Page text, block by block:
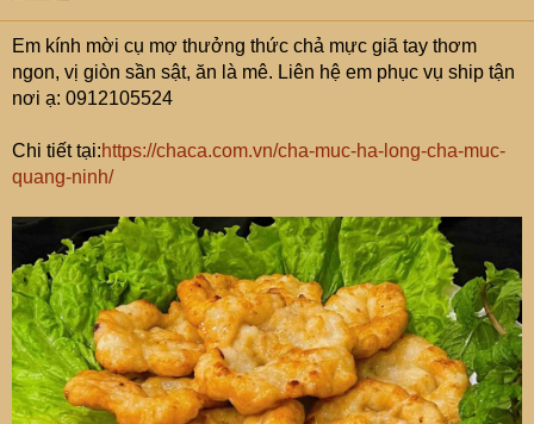
Em kính mời cụ mợ thưởng thức chả mực giã tay thơm
ngon, vị giòn sần sật, ăn là mê. Liên hệ em phục vụ ship tận
nơi ạ: 0912105524
Chi tiết tại:https://chaca.com.vn/cha-muc-ha-long-cha-muc-
quang-ninh/